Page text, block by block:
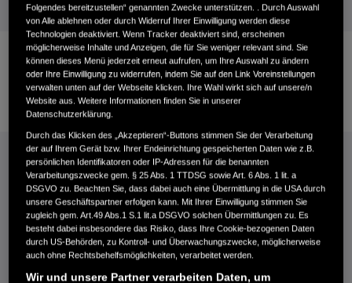
ANREDE
Bitte
geben
Sie
die
gewünschte
VORNAME
Folgendes bereitzustellen“ genannten Zwecke unterstützen. . Durch Auswahl
von Alle ablehnen oder durch Widerruf Ihrer Einwilligung werden diese
Technologien deaktiviert. Wenn Tracker deaktiviert sind, erscheinen
möglicherweise Inhalte und Anzeigen, die für Sie weniger relevant sind. Sie
können dieses Menü jederzeit erneut aufrufen, um Ihre Auswahl zu ändern
oder Ihre Einwilligung zu widerrufen, indem Sie auf den Link Voreinstellungen
verwalten unten auf der Webseite klicken. Ihre Wahl wirkt sich auf unsere/n
Website aus. Weitere Informationen finden Sie in unserer
Datenschutzerklärung.
Durch das Klicken des „Akzeptieren“-Buttons stimmen Sie der Verarbeitung
der auf Ihrem Gerät bzw. Ihrer Endeinrichtung gespeicherten Daten wie z.B.
persönlichen Identifikatoren oder IP-Adressen für die benannten
Verarbeitungszwecke gem. § 25 Abs. 1 TTDSG sowie Art. 6 Abs. 1 lit. a
DSGVO zu. Beachten Sie, dass dabei auch eine Übermittlung in die USA durch
unsere Geschäftspartner erfolgen kann. Mit Ihrer Einwilligung stimmen Sie
zugleich gem. Art.49 Abs.1 S.1 lit.a DSGVO solchen Übermittlungen zu. Es
besteht dabei insbesondere das Risiko, dass Ihre Cookie-bezogenen Daten
durch US-Behörden, zu Kontroll- und Überwachungszwecke, möglicherweise
auch ohne Rechtsbehelfsmöglichkeiten, verarbeitet werden.
Wir und unsere Partner verarbeiten Daten, um